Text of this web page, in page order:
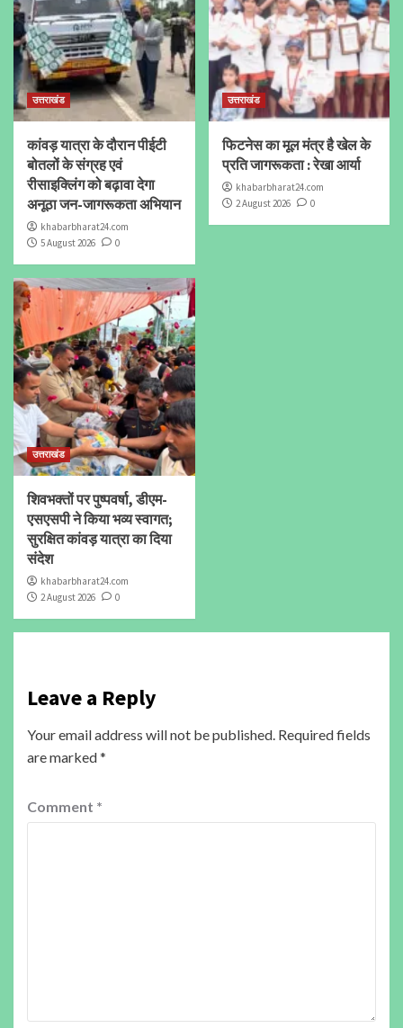
उत्तराखंड
कांवड़ यात्रा के दौरान पीईटी
बोतलों के संग्रह एवं
रीसाइक्लिंग को बढ़ावा देगा
अनूठा जन-जागरूकता अभियान
khabarbharat24.com
5 August 2026
0
उत्तराखंड
फिटनेस का मूल मंत्र है खेल के
प्रति जागरूकता : रेखा आर्या
khabarbharat24.com
2 August 2026
0
उत्तराखंड
शिवभक्तों पर पुष्पवर्षा, डीएम-
एसएसपी ने किया भव्य स्वागत;
सुरक्षित कांवड़ यात्रा का दिया
संदेश
khabarbharat24.com
2 August 2026
0
Leave a Reply
Your email address will not be published. Required fields
are marked*
Comment *